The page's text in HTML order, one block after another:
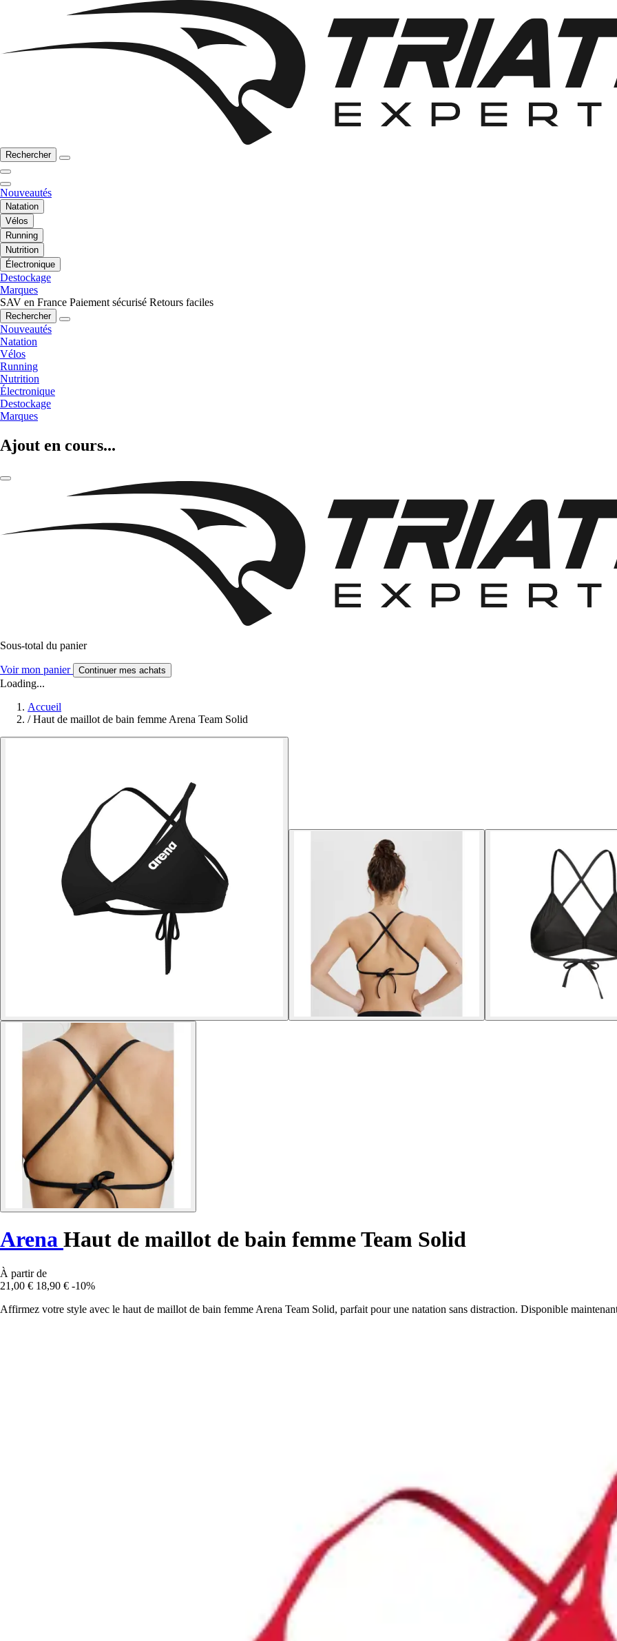
Rechercher
Nouveautés
Natation
Vélos
Running
Nutrition
Électronique
Destockage
Marques
SAV en France Paiement sécurisé Retours faciles
Rechercher
Nouveautés
Natation
Vélos
Running
Nutrition
Électronique
Destockage
Marques
Ajout en cours...
Sous-total du panier
Voir mon panier Continuer mes achats
Loading...
Accueil
/ Haut de maillot de bain femme Arena Team Solid
Arena Haut de maillot de bain femme Team Solid
À partir de
21,00 € 18,90 € -10%
Affirmez votre style avec le haut de maillot de bain femme Arena Team Solid, parfait pour une natation sans distraction. Disponible